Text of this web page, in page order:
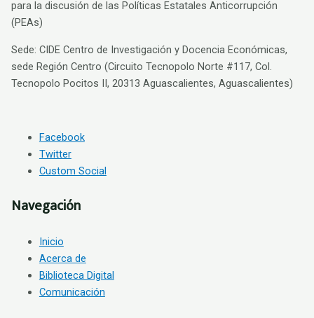
para la discusión de las Políticas Estatales Anticorrupción
(PEAs)
Sede: CIDE Centro de Investigación y Docencia Económicas,
sede Región Centro (Circuito Tecnopolo Norte #117, Col.
Tecnopolo Pocitos II, 20313 Aguascalientes, Aguascalientes)
Facebook
Twitter
Custom Social
Navegación
Inicio
Acerca de
Biblioteca Digital
Comunicación